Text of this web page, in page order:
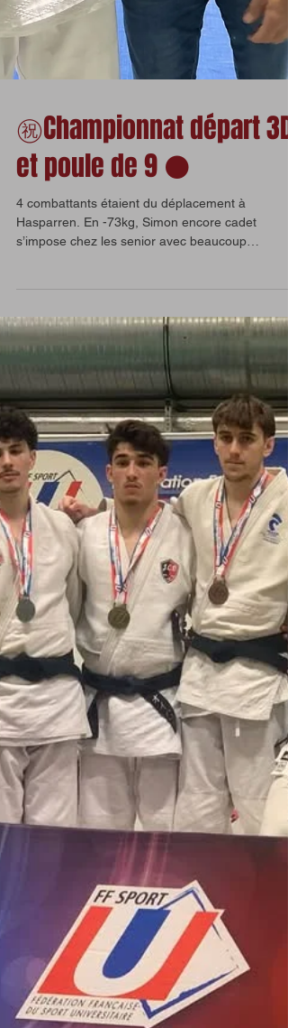
㊗️Championnat départ 3D
et poule de 9 ⚫️
4 combattants étaient du déplacement à
s’impose chez les senior avec beaucoup
d’autorité. 4...